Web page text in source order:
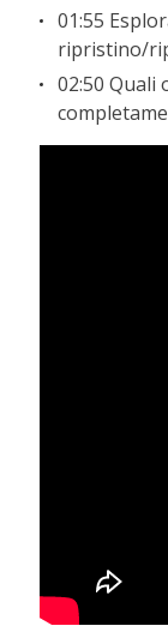
01:55
ripristino/
02:50 Quali